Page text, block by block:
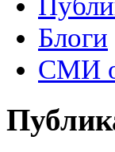
Блоги
СМИ